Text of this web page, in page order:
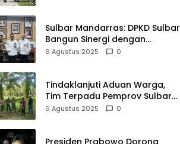
Sulbar Mandarras: DPKD Sulbar
Bangun Sinergi dengan
Perpusnas RI untuk
6 Agustus 2025 0
Tindaklanjuti Aduan Warga,
Tim Terpadu Pemprov Sulbar
Tinjau Dugaan Pencemaran
6 Agustus 2025 0
Presiden Prabowo Dorong